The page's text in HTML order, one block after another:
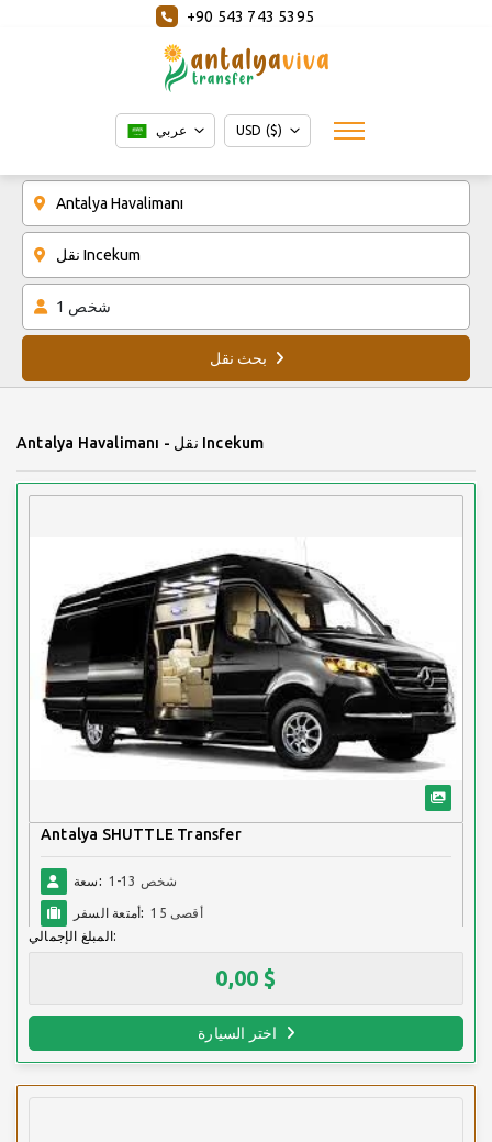
+90 543 743 5395
عربي USD ($)
1 شخص
بحث نقل
Antalya Havalimanı - نقل Incekum
Antalya SHUTTLE Transfer
سعة: 1-13 شخص
أمتعة السفر:
أقصى 15
المبلغ الإجمالي:
0,00 $
اختر السيارة